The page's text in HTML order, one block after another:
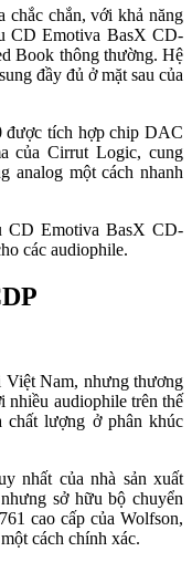
chắc chắn, với khả năng
CD Emotiva BasX CD-
Book thông thường. Hệ
đầy đủ ở mặt sau của
được tích hợp chip DAC
của Cirrut Logic, cung
analog một cách nhanh
CD Emotiva BasX CD-
các audiophile.
Việt Nam, nhưng thương
nhiều audiophile trên thế
lượng ở phân khúc
nhất của nhà sản xuất
sở hữu bộ chuyển
cao cấp của Wolfson,
cách chính xác.